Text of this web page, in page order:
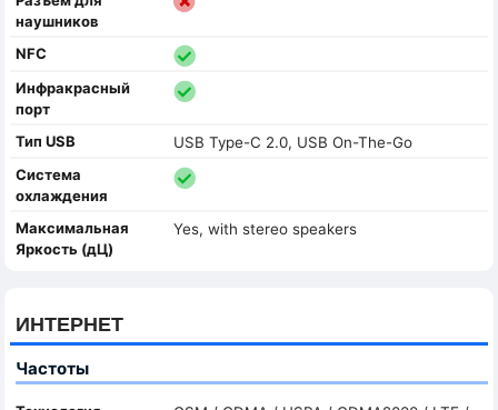
наушников
NFC
Инфракрасный
порт
Тип USB
USB Type-C 2.0, USB On-The-Go
Система
охлаждения
Максимальная
Яркость (дЦ)
Yes, with stereo speakers
ИНТЕРНЕТ
Частоты